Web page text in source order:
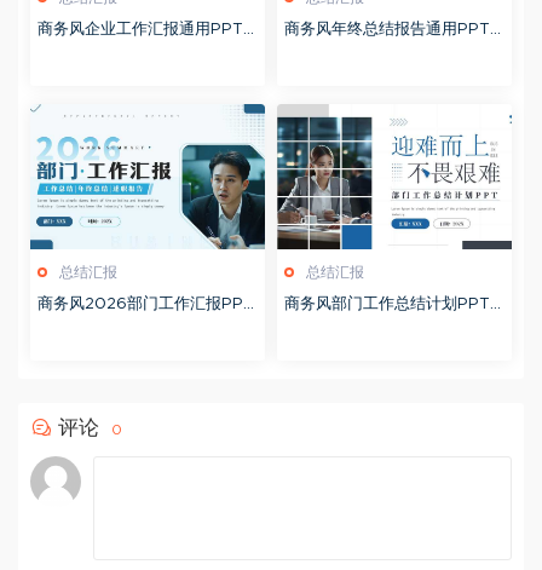
商务风企业工作汇报通用PPT
商务风年终总结报告通用PPT
总结汇报
商务风2026部门工作汇报PPT
总结汇报
商务风部门工作总结计划PPT
评论 0